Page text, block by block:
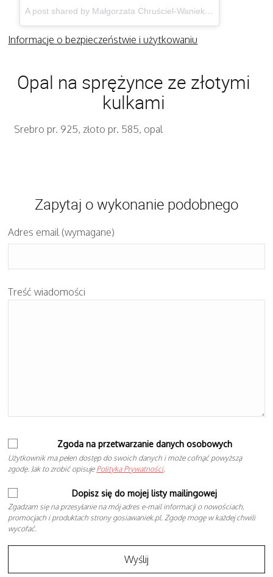
A post shared by Małgorzata Chruściel-Waniek (@gosiawaniek)
Informacje o bezpieczeństwie i użytkowaniu
Opal na sprężynce ze złotymi
kulkami
Srebro pr. 925, złoto pr. 585, opal
Zapytaj o wykonanie podobnego
Adres email (wymagane)
Treść wiadomości
Zgoda na przetwarzanie danych osobowych
Użytkownik ma pełen dostęp do swoich danych i może cofnąć powyższą
zgodę. Jak to zrobić opisuje Polityka Prywatności.
Dopisz się do mojej listy mailingowej
Zgadzam się na przesyłanie na mój adres e-mail informacji o nowościach,
promocjach i produktach strony gosiawaniek.pl. Zgodę mogę w każdej chwili
wycofać.